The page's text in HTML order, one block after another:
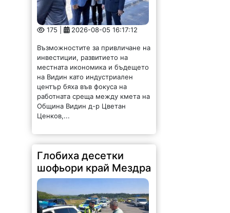
175 | 2026-08-05 16:17:12
Възможностите за привличане на
инвестиции, развитието на
местната икономика и бъдещето
на Видин като индустриален
център бяха във фокуса на
работната среща между кмета на
Община Видин д-р Цветан
Ценков,...
Глобиха десетки
шофьори край Мездра